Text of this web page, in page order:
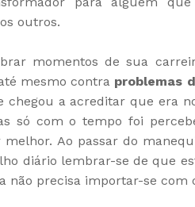
outros.
momentos de sua
mesmo contra problemas
chegou a acreditar que era
só com o tempo foi
melhor. Ao passar do
diário lembrar-se de que
não precisa importar-se com